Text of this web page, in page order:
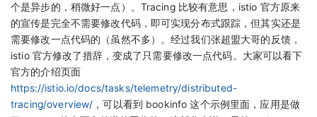
个是异步的，稍微好一点）。Tracing 比较有意思，istio 官方原来
的宣传是完全不需要修改代码，即可实现分布式跟踪，但其实还是
需要修改一点代码的（虽然不多）。经过我们张超盟大哥的反馈，
istio 官方修改了措辞，变成了只需要修改一点代码。大家可以看下
官方的介绍页面
https://istio.io/docs/tasks/telemetry/distributed-
tracing/overview/ ，可以看到 bookinfo 这个示例里面，应用是做